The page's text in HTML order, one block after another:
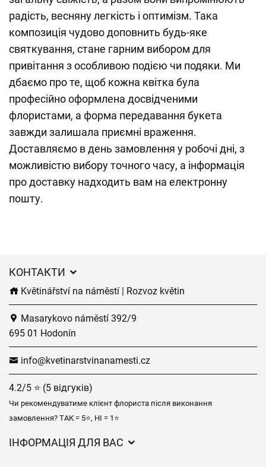
радість, весняну легкість і оптимізм. Така
композиція чудово доповнить будь-яке
святкування, стане гарним вибором для
привітання з особливою подією чи подяки. Ми
дбаємо про те, щоб кожна квітка була
професійно оформлена досвідченими
флористами, а форма передавання букета
завжди залишала приємні враження.
Доставляємо в день замовлення у робочі дні, з
можливістю вибору точного часу, а інформація
про доставку надходить вам на електронну
пошту.
КОНТАКТИ
Květinářství na náměstí | Rozvoz květin
Masarykovo náměstí 392/9
695 01 Hodonín
info@kvetinarstvinanamesti.cz
4.2/5 ⭐ (5 відгуків)
Чи рекомендуватиме клієнт флориста після виконання
замовлення? ТАК = 5⭐, НІ = 1⭐
ІНФОРМАЦІЯ ДЛЯ ВАС